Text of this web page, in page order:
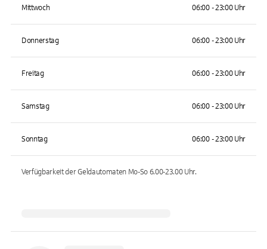
Mittwoch 06:00 - 23:00 Uhr
Donnerstag 06:00 - 23:00 Uhr
Freitag 06:00 - 23:00 Uhr
Samstag 06:00 - 23:00 Uhr
Sonntag 06:00 - 23:00 Uhr
Verfügbarkeit der Geldautomaten Mo-So 6.00-23.00Uhr.